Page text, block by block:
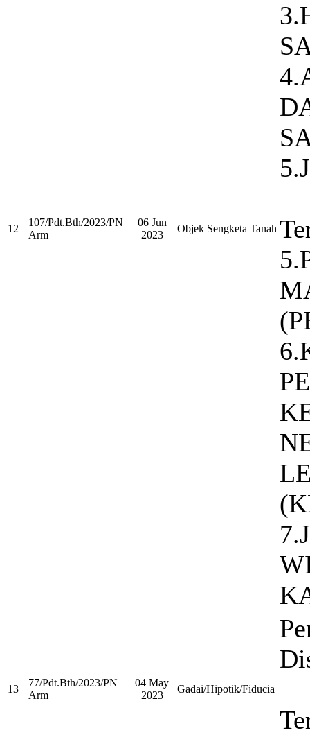
12
107/Pdt.Bth/2023/PN
Arm
06 Jun
2023
Objek Sengketa Tanah
13
77/Pdt.Bth/2023/PN
Arm
04 May
2023
Gadai/Hipotik/Fiducia